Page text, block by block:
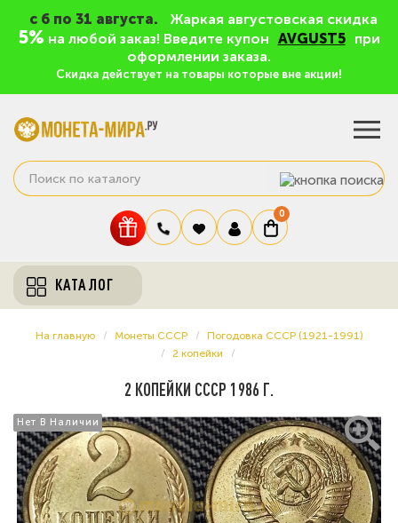
c 6 по 31 августа. Жаркая августовская скидка
5% на любой заказ! Введите купон AVGUST5
при
оформлении заказа.
Скидка действует на товары которые вне акции!
0
КАТАЛОГ
На главную Монеты СССР
Погодовка СССР (1921-1991)
2 копейки
2 КОПЕЙКИ СССР 1986 Г.
Нет В Наличии
Нет В Наличии